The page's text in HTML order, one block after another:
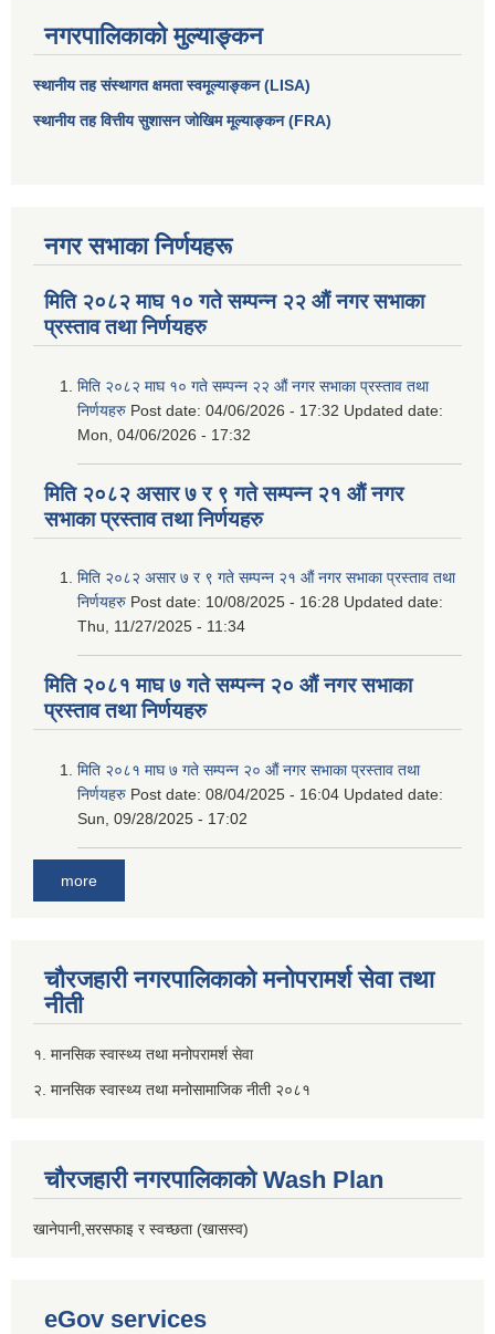
नगरपालिकाको मुल्याङ्कन
स्थानीय तह संस्थागत क्षमता स्वमूल्याङ्कन (LISA)
स्थानीय तह वित्तीय सुशासन जोखिम मूल्याङ्कन (FRA)
नगर सभाका निर्णयहरू
मिति २०८२ माघ १० गते सम्पन्न २२ औं नगर सभाका
प्रस्ताव तथा निर्णयहरु
मिति २०८२ माघ १० गते सम्पन्न २२ औं नगर सभाका प्रस्ताव तथा
निर्णयहरु Post date: 04/06/2026 - 17:32 Updated date:
Mon, 04/06/2026 - 17:32
मिति २०८२ असार ७ र ९ गते सम्पन्न २१ औं नगर
सभाका प्रस्ताव तथा निर्णयहरु
मिति २०८२ असार ७ र ९ गते सम्पन्न २१ औं नगर सभाका प्रस्ताव तथा
निर्णयहरु Post date: 10/08/2025 - 16:28 Updated date:
Thu, 11/27/2025 - 11:34
मिति २०८१ माघ ७ गते सम्पन्न २० औं नगर सभाका
प्रस्ताव तथा निर्णयहरु
मिति २०८१ माघ ७ गते सम्पन्न २० औं नगर सभाका प्रस्ताव तथा
निर्णयहरु Post date: 08/04/2025 - 16:04 Updated date:
Sun, 09/28/2025 - 17:02
more
चौरजहारी नगरपालिकाको मनोपरामर्श सेवा तथा
नीती
१. मानसिक स्वास्थ्य तथा मनोपरामर्श सेवा
२. मानसिक स्वास्थ्य तथा मनोसामाजिक नीती २०८१
चौरजहारी नगरपालिकाको Wash Plan
खानेपानी,सरसफाइ र स्वच्छता (खासस्व)
eGov services